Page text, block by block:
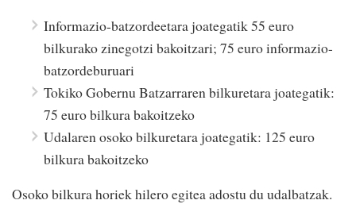
Informazio-batzordeetara joategatik 55 euro
bilkurako zinegotzi bakoitzari; 75 euro informazio-
batzordeburuari
Tokiko Gobernu Batzarraren bilkuretara joategatik:
75 euro bilkura bakoitzeko
Udalaren osoko bilkuretara joategatik: 125 euro
bilkura bakoitzeko
Osoko bilkura horiek hilero egitea adostu du udalbatzak.